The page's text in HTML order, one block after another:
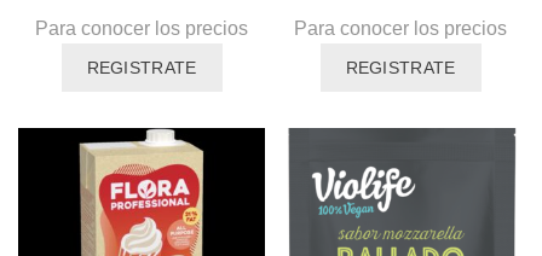
Para conocer los precios
REGISTRATE
Para conocer los precios
REGISTRATE